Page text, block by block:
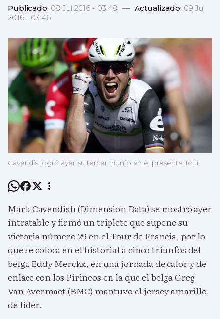
Publicado: 08 Jul 2016 - 03:48 — Actualizado: 09 Jul
2016 - 03:46
Cavendis logró ayer su tercer triunfo en el presente Tour.
Mark Cavendish (Dimension Data) se mostró ayer
intratable y firmó un triplete que supone su
victoria número 29 en el Tour de Francia, por lo
que se coloca en el historial a cinco triunfos del
belga Eddy Merckx, en una jornada de calor y de
enlace con los Pirineos en la que el belga Greg
Van Avermaet (BMC) mantuvo el jersey amarillo
de líder.